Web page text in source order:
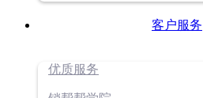
客户服务
优质服务